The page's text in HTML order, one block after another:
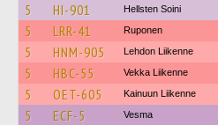
5 HI-901 Hellsten Soini
5 LRR-41 Ruponen
5 HNM-905 Lehdon Liikenne
5 HBC-55 Vekka Liikenne
5 OET-605 Kainuun Liikenne
5 ECF-5 Vesma